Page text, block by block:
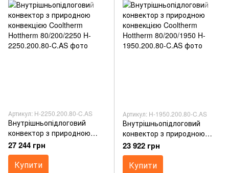
Артикул: H-2250.200.80-C.AS
Внутрішньопідлоговий
конвектор з природною
конвекцією Cooltherm
Hottherm 80/200/2250
27 244 грн
Купити
Артикул: H-1950.200.80-C.AS
Внутрішньопідлоговий
конвектор з природною
конвекцією Cooltherm
Hottherm 80/200/1950
23 922 грн
Купити